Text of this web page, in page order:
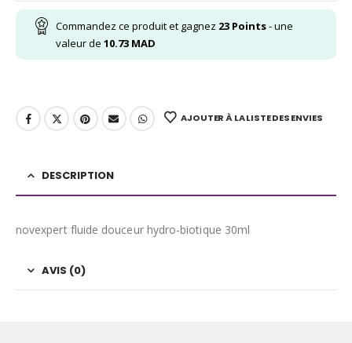
Commandez ce produit et gagnez 23 Points- une
valeur de 10.73 MAD
AJOUTER À LA LISTE DES ENVIES
DESCRIPTION
novexpert fluide douceur hydro-biotique 30ml
AVIS (0)